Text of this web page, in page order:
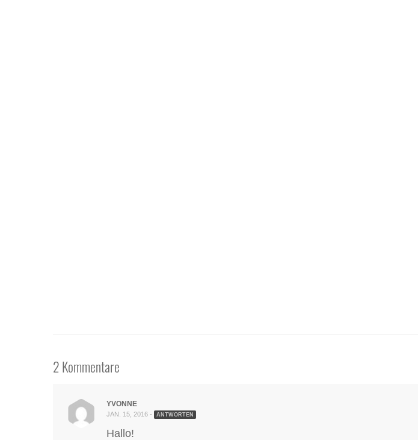
2 Kommentare
YVONNE
JAN. 15, 2016 - ANTWORTEN
Hallo!